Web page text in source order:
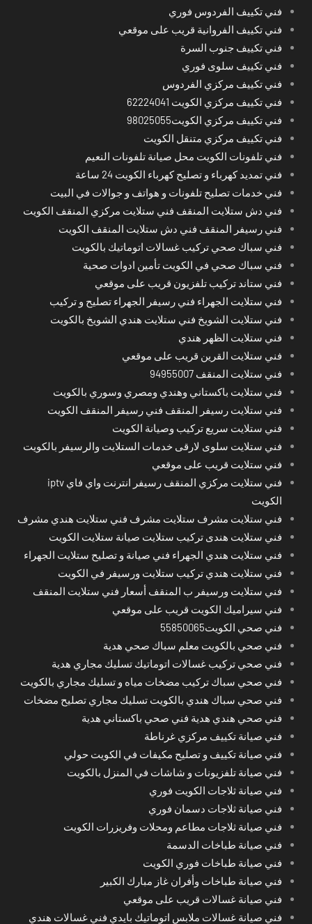
فني تكييف الفردوس فوري
فني تكييف الفروانية قريب على موقعي
فني تكييف جنوب السرة
فني تكييف سلوى فوري
فني تكييف مركزي الفردوس
فني تكييف مركزي الكويت 62224041
فني تكييف مركزي الكويت98025055
فني تكييف مركزي متنقل الكويت
فني تلفونات الكويت محل صيانة تلفونات النعيم
فني تمديد كهرباء و تصليح كهرباء الكويت 24 ساعة
فني خدمات تصليح تلفونات و هواتف و جوالات في البيت
فني دش ستلايت المنقف فني ستلايت مركزي المنقف الكويت
فني رسيفر المنقف فني دش ستلايت المنقف الكويت
فني سباك صحي تركيب غسالات اتوماتيك بالكويت
فني سباك صحي في الكويت تأمين ادوات صحية
فني ستاند تركيب تلفزيون قريب على موقعي
فني ستلايت الجهراء فني رسيفر الجهراء تصليح و تركيب
فني ستلايت الشويخ فني ستلايت هندي الشويخ بالكويت
فني ستلايت الظهر هندي
فني ستلايت القرين قريب على موقعي
فني ستلايت المنقف 94955007
فني ستلايت باكستاني وهندي ومصري وسوري بالكويت
فني ستلايت رسيفر المنقف فني رسيفر المنقف الكويت
فني ستلايت سريع تركيب وصيانة الكويت
فني ستلايت سلوى لارقى خدمات الستلايت والرسيفر بالكويت
فني ستلايت قريب على موقعي
فني ستلايت مركزي المنقف رسيفر انترنت واي فاي iptv
الكويت
فني ستلايت مشرف ستلايت مشرف فني ستلايت هندي مشرف
فني ستلايت هندى تركيب ستلايت صيانة ستلايت الكويت
فني ستلايت هندي الجهراء فني صيانة و تصليح ستلايت الجهراء
فني ستلايت هندي تركيب ستلايت ورسيفر في الكويت
فني ستلايت ورسيفر ب المنقف أسعار فني ستلايت المنقف
فني سيراميك الكويت قريب على موقعي
فني صحي الكويت55850065
فني صحي بالكويت معلم سباك صحي هدية
فني صحي تركيب غسالات اتوماتيك تسليك مجاري هدية
فني صحي سباك تركيب مضخات مياه و تسليك مجاري بالكويت
فني صحي سباك هندي بالكويت تسليك مجاري تصليح مضخات
فني صحي هندي هدية فني صحي باكستاني هدية
فني صيانة تكييف مركزي غرناطة
فني صيانة تكييف و تصليح مكيفات في الكويت حولي
فني صيانة تلفزيونات و شاشات في المنزل بالكويت
فني صيانة ثلاجات الكويت فوري
فني صيانة ثلاجات دسمان فوري
فني صيانة ثلاجات مطاعم ومحلات وفريزرات الكويت
فني صيانة طباخات الدسمة
فني صيانة طباخات فوري الكويت
فني صيانة طباخات وأفران غاز مبارك الكبير
فني صيانة غسالات قريب على موقعي
فني صيانة غسالات ملابس اتوماتيك بايدي فني غسالات هندي